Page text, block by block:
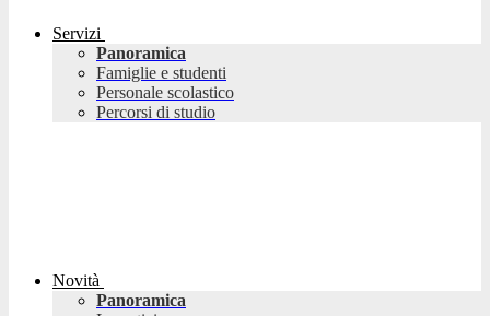
Servizi
Panoramica
Famiglie e studenti
Personale scolastico
Percorsi di studio
Novità
Panoramica